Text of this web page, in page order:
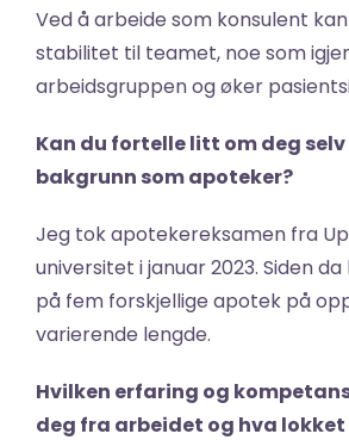
Ved å arbeide som konsulent
stabilitet til teamet, noe som
arbeidsgruppen og øker
Kan du fortelle litt om deg
bakgrunn som apoteker?
Jeg tok apotekereksamen fra
universitet i januar 2023. Siden
på fem forskjellige apotek på
varierende lengde.
Hvilken erfaring og
deg fra arbeidet og hva